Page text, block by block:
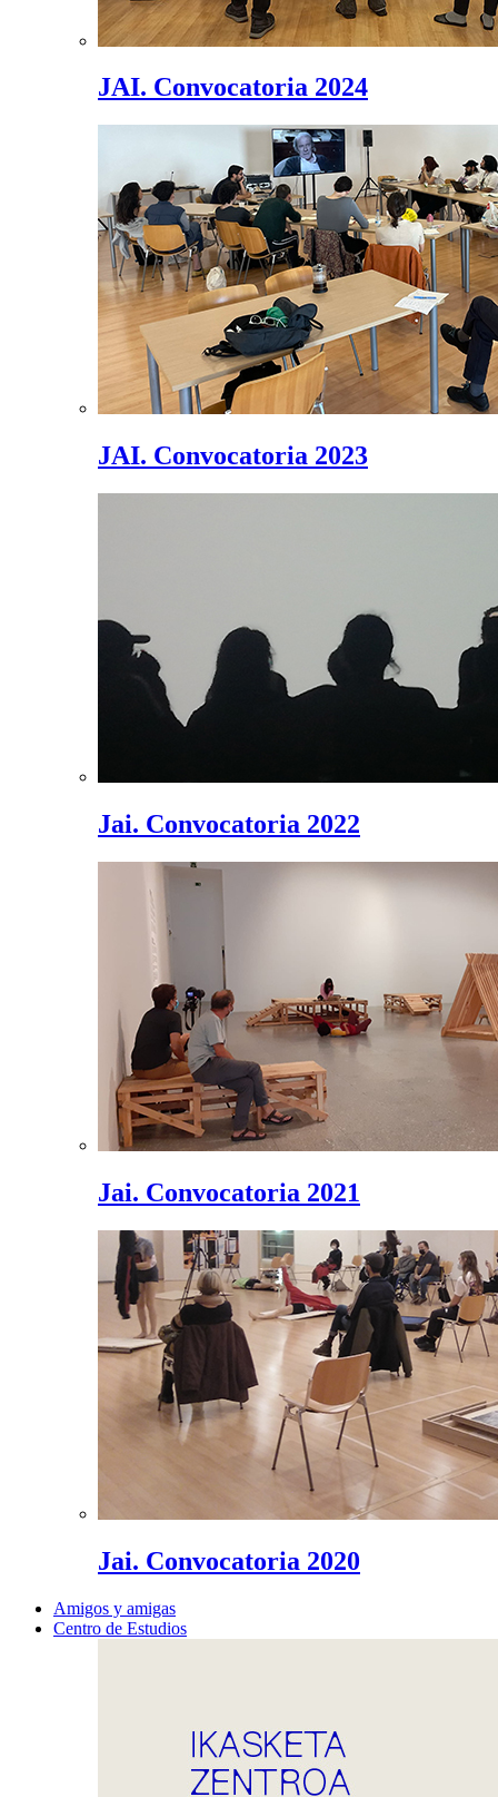
JAI. Convocatoria 2024
JAI. Convocatoria 2023
Jai. Convocatoria 2022
Jai. Convocatoria 2021
Jai. Convocatoria 2020
Amigos y amigas
Centro de Estudios